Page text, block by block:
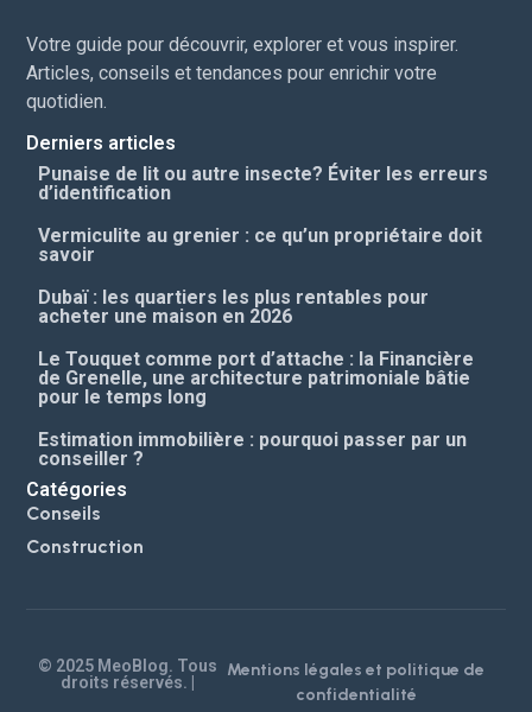
Votre guide pour découvrir, explorer et vous inspirer.
Articles, conseils et tendances pour enrichir votre
quotidien.
Derniers articles
Punaise de lit ou autre insecte? Éviter les erreurs
d’identification
Vermiculite au grenier : ce qu’un propriétaire doit
savoir
Dubaï : les quartiers les plus rentables pour
acheter une maison en 2026
Le Touquet comme port d’attache : la Financière
de Grenelle, une architecture patrimoniale bâtie
pour le temps long
Estimation immobilière : pourquoi passer par un
conseiller ?
Catégories
Conseils
Construction
© 2025 MeoBlog. Tous
droits réservés. |
Mentions légales et politique de
confidentialité